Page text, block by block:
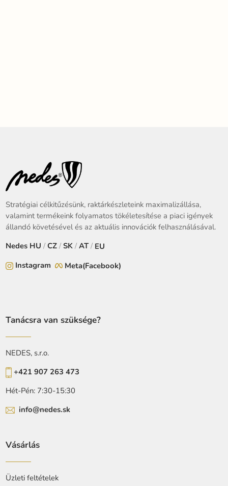
Stratégiai célkitűzésünk, raktárkészleteink maximalizállása,
valamint termékeink folyamatos tökéletesítése a piaci igények
állandó követésével és az aktuális innovációk felhasználásával.
Nedes HU /CZ /SK / AT/ EU
Instagram
Meta(Facebook)
Tanácsra van szüksége?
NEDES, s.r.o.
+421 907 263 473
Hét-Pén: 7:30-15:30
info@nedes.sk
Vásárlás
Üzleti feltételek